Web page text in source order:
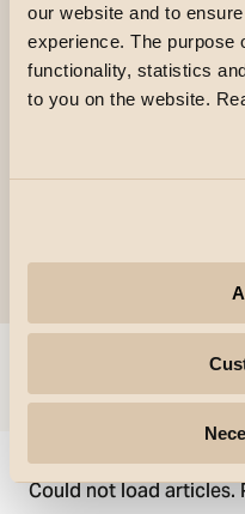
our website and to
experience. The purpose
functionality, statistics
to you on the website.
installation uanset
integration og
Understøtter Hybrid
andet.
Could not load articles.